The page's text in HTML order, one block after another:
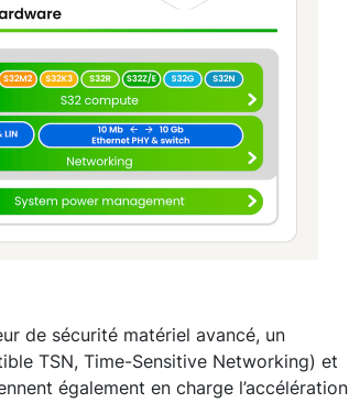
de sécurité matériel avancé, un
TSN, Time-Sensitive Networking) et
également en charge l’accélération